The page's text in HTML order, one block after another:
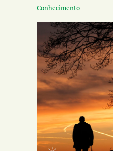
Conhecimento